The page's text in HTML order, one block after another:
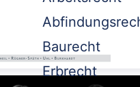
Baurecht
Erbrecht